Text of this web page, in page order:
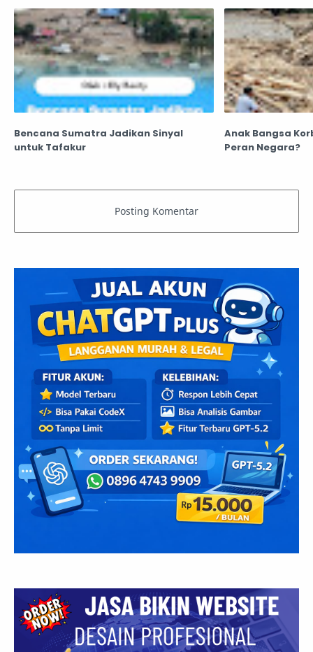
Bencana Sumatra Jadikan Sinyal
untuk Tafakur
Anak Bangsa
Peran Negara?